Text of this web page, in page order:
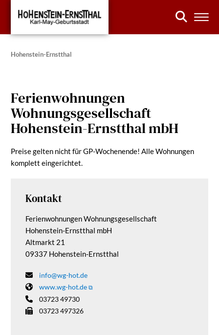
Hohenstein-Ernstthal
Ferienwohnungen
Wohnungsgesellschaft
Hohenstein-Ernstthal mbH
Preise gelten nicht für GP-Wochenende! Alle Wohnungen
komplett eingerichtet.
Kontakt
Ferienwohnungen Wohnungsgesellschaft
Hohenstein-Ernstthal mbH
Altmarkt 21
09337 Hohenstein-Ernstthal
info@wg-hot.de
www.wg-hot.de
03723 49730
03723 497326